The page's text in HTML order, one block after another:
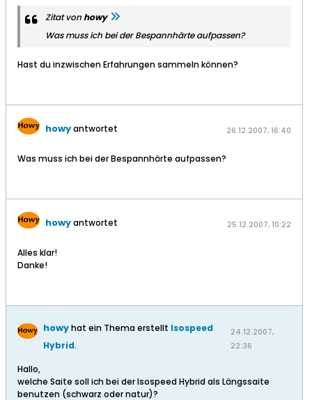
Zitat vonhowy
Was muss ich bei der Bespannhärte aufpassen?
Hast du inzwischen Erfahrungen sammeln können?
howyantwortet 26.12.2007, 16:40
Was muss ich bei der Bespannhärte aufpassen?
howyantwortet 25.12.2007, 10:22
Alles klar!
Danke!
howyhat ein Thema erstellt Isospeed
Hybrid.
24.12.2007,
22:36
Hallo,
welche Saite soll ich bei der Isospeed Hybrid als Längssaite
benutzen (schwarz oder natur)?